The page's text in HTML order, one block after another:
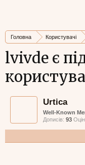
Головна Користувачі
lvivde є
Urtica
Well-Known
Дописів: 93